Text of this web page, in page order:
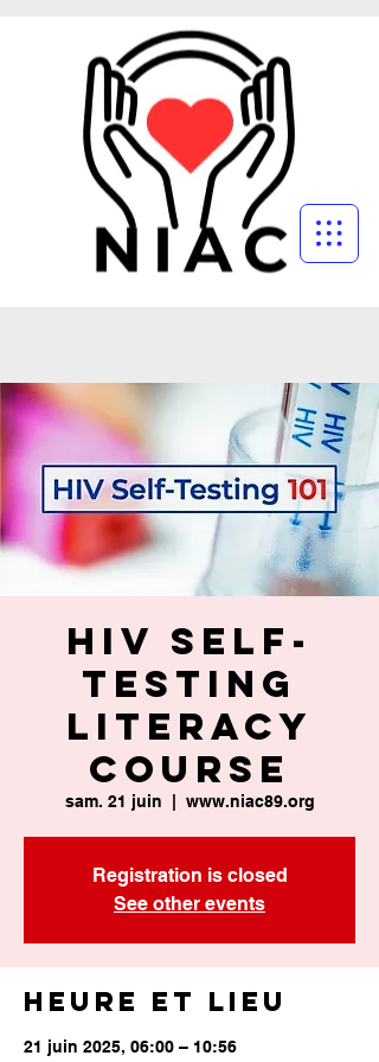
HIV Self-
Testing
Literacy
Course
sam. 21 juin www.niac89.org
Registration is closed
See other events
Heure et lieu
21 juin 2025, 06:00 – 10:56